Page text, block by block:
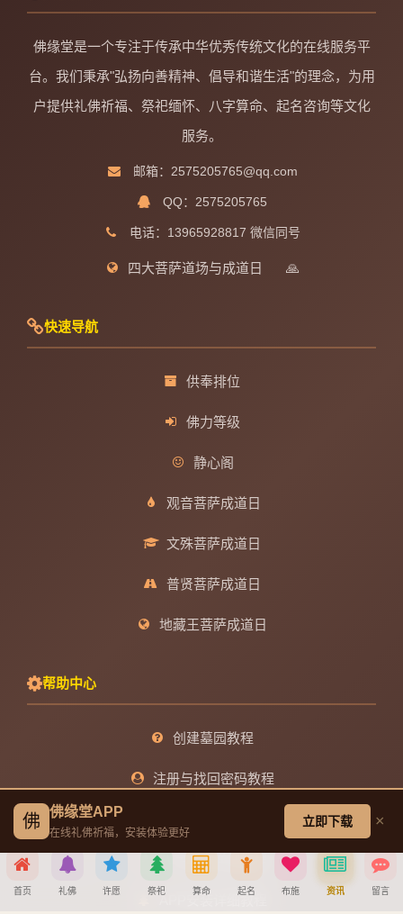
佛缘堂是一个专注于传承中华优秀传统文化的在线服务平
台。我们秉承"弘扬向善精神、倡导和谐生活"的理念，为用
户提供礼佛祈福、祭祀缅怀、八字算命、起名咨询等文化
服务。
邮箱：2575205765@qq.com
QQ：2575205765
电话：13965928817 微信同号
四大菩萨道场与成道日 🙏
快速导航
供奉排位
佛力等级
静心阁
观音菩萨成道日
文殊菩萨成道日
普贤菩萨成道日
地藏王菩萨成道日
帮助中心
创建墓园教程
注册与找回密码教程
八字算命详细教程
APP安装详细教程
佛 佛缘堂APP
在线礼佛祈福，安装体验更好
立即下载 ×
首页 礼佛 许愿 祭祀 算命 起名 布施 资讯 留言